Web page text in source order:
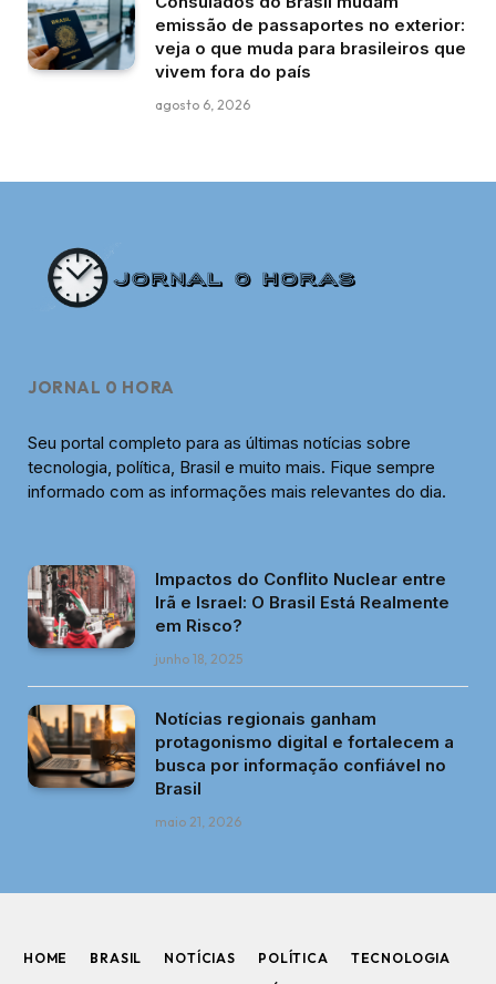
emissão de passaportes no exterior:
veja o que muda para brasileiros que
vivem fora do país
agosto 6, 2026
JORNAL 0 HORA
Seu portal completo para as últimas notícias sobre
tecnologia, política, Brasil e muito mais. Fique sempre
informado com as informações mais relevantes do dia.
Impactos do Conflito Nuclear entre
Irã e Israel: O Brasil Está Realmente
em Risco?
junho 18, 2025
Notícias regionais ganham
protagonismo digital e fortalecem a
busca por informação confiável no
Brasil
maio 21, 2026
HOME BRASIL NOTÍCIAS POLÍTICA
TECNOLOGIA